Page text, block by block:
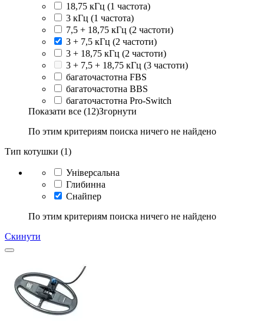
18,75 кГц (1 частота)
3 кГц (1 частота)
7,5 + 18,75 кГц (2 частоти)
3 + 7,5 кГц (2 частоти)
3 + 18,75 кГц (2 частоти)
3 + 7,5 + 18,75 кГц (3 частоти)
багаточастотна FBS
багаточастотна BBS
багаточастотна Pro-Switch
Показати все (12)Згорнути
По этим критериям поиска ничего не найдено
Тип котушки (1)
Універсальна
Глибинна
Снайпер
По этим критериям поиска ничего не найдено
Скинути